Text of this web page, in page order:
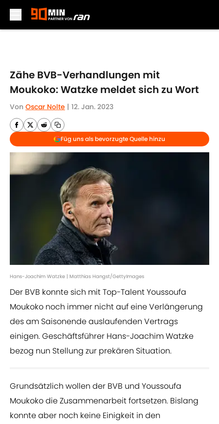
Zähe BVB-Verhandlungen mit
Moukoko: Watzke meldet sich zu Wort
Von Oscar Nolte | 12. Jan. 2023
Füg uns als bevorzugte Quelle hinzu
Hans-Joachim Watzke | Matthias Hangst/GettyImages
Der BVB konnte sich mit Top-Talent Youssoufa
Moukoko noch immer nicht auf eine Verlängerung
des am Saisonende auslaufenden Vertrags
einigen. Geschäftsführer Hans-Joachim Watzke
bezog nun Stellung zur prekären Situation.
Grundsätzlich wollen der BVB und Youssoufa
Moukoko die Zusammenarbeit fortsetzen. Bislang
konnte aber noch keine Einigkeit in den